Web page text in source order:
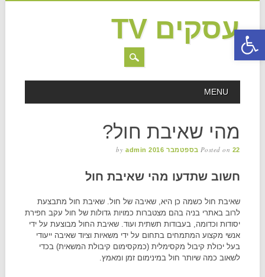
פתח סרגל נגישות
עסקים TV
MAIN MENU
MENU
מהי שאיבת חול?
Posted on 22 בספטמבר 2016 by admin
חשוב שתדעו מהי שאיבת חול
שאיבת חול כשמה כן היא, שאיבה של חול. שאיבת חול מתבצעת
לרוב באתרי בניה בהם מצטברות כמויות גדולות של חול עקב חפירת
יסודות וכדומה, בעבודות תשתית ועוד. שאיבת החול מבוצעת על ידי
אנשי מקצוע המתמחים בתחום על ידי משאיות וציוד שאיבה ייעודי
בעל יכולת קיבול מקסימלית (כמקסימום קיבולת המשאית) בכדי
לשאוב כמה שיותר חול במינימום זמן ומאמץ.